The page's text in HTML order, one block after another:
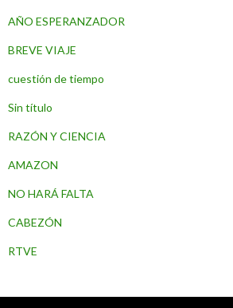
AÑO ESPERANZADOR
BREVE VIAJE
cuestión de tiempo
Sin título
RAZÓN Y CIENCIA
AMAZON
NO HARÁ FALTA
CABEZÓN
RTVE